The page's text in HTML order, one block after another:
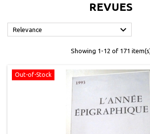
REVUES
Relevance 
Showing 1-12 of 171
Out-of-Stock